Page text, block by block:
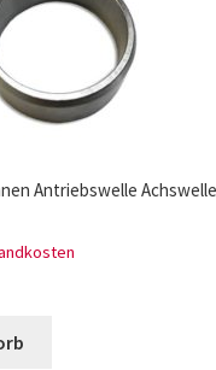
Antriebswelle